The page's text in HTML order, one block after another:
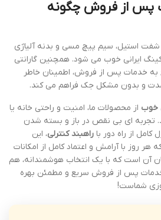
پس از فروش چگونه
شفت استیل، سیم پیچ مسی و بدنه آلیاژی
ایرانی خوب می شود. همچنین گارانتی
به خدمات پس از فروش، اطمینان خاطر
مدت و بدون مشکل جک فراهم می کند.
خوب از محصولات ما، امنیت و راحتی خانه یا
تجربه ای بی نقص در باز و بسته شدن
کامل از راه دور با راهبند کنترلی، این
روز با آرامش و اعتماد کامل از امکانات
آن است که با یک انتخاب هوشمندانه، هم
خدمات پس از فروش سریع و مطمئن بهره
شماست!